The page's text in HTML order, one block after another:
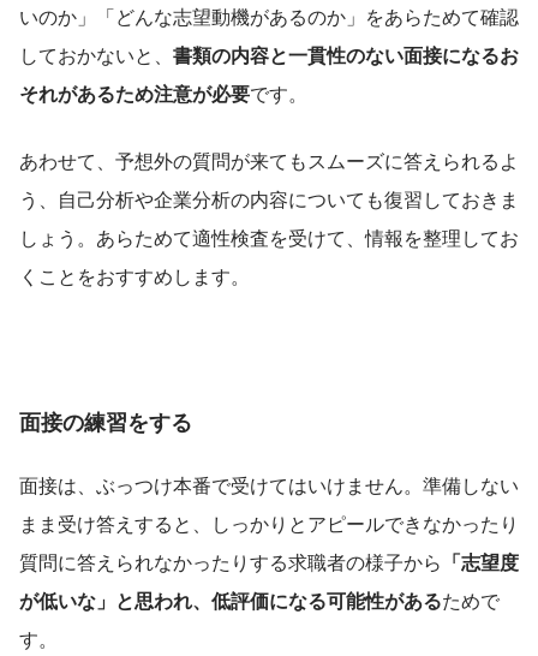
いのか」「どんな志望動機があるのか」をあらためて確認
しておかないと、 書類の内容と一貫性のない面接になるお
それがあるため注意が必要です。
あわせて、予想外の質問が来てもスムーズに答えられるよ
う、自己分析や企業分析の内容についても復習しておきま
しょう。あらためて適性検査を受けて、情報を整理してお
くことをおすすめします。
面接の練習をする
面接は、ぶっつけ本番で受けてはいけません。準備しない
まま受け答えすると、しっかりとアピールできなかったり
質問に答えられなかったりする求職者の様子から 「志望度
が低いな」と思われ、低評価になる可能性があるためで
す。